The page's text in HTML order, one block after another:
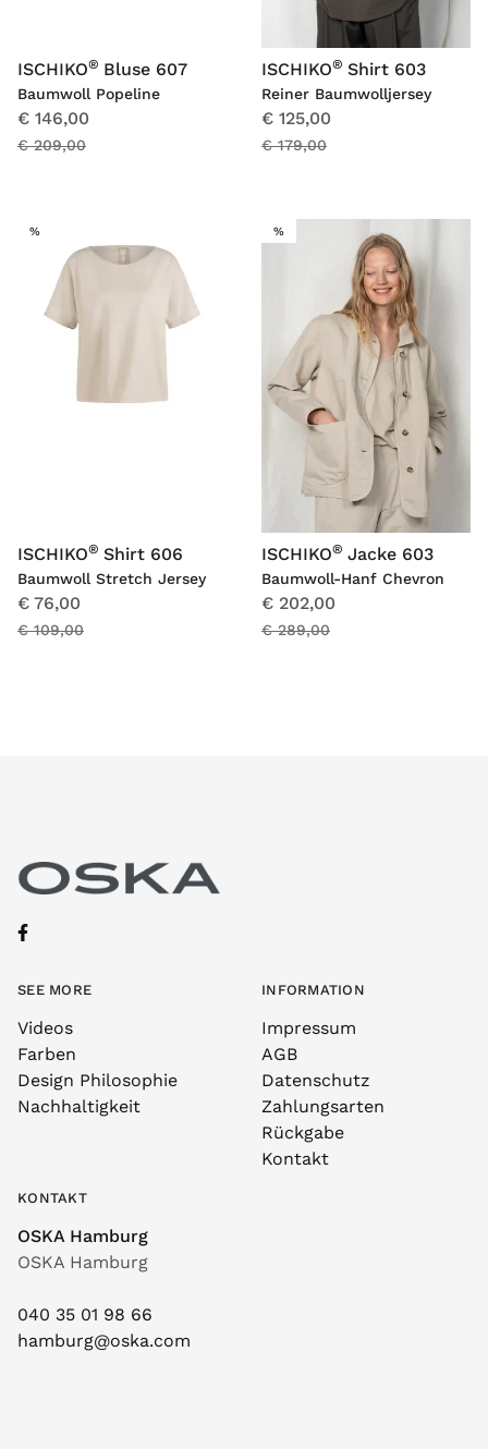
ISCHIKO® Bluse 607
Baumwoll Popeline
€ 146,00
€ 209,00
ISCHIKO® Shirt 603
Reiner Baumwolljersey
€ 125,00
€ 179,00
%SALE
ISCHIKO® Shirt 606
Baumwoll Stretch Jersey
€ 76,00
€ 109,00
%SALE
ISCHIKO® Jacke 603
Baumwoll-Hanf Chevron
€ 202,00
€ 289,00
SEE MORE
Videos
Farben
Design Philosophie
Nachhaltigkeit
INFORMATION
Impressum
AGB
Datenschutz
Zahlungsarten
Rückgabe
Kontakt
KONTAKT
OSKA Hamburg
OSKA Hamburg
040 35 01 98 66
hamburg@oska.com